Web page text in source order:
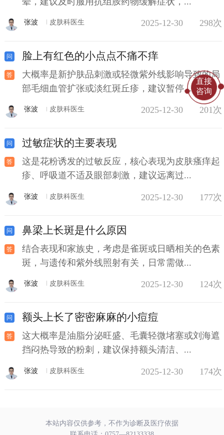
张波 皮肤科医生 2025-12-30 298次
脸上有红色的小点点不痛不痒
大概率是新护肤品刺激或轻微紫外线影响导致的局
部毛细血管扩张或淡红斑丘疹，建议暂停...
张波 皮肤科医生 2025-12-30 201次
过敏症状的主要表现
这是花粉诱发的过敏反应，核心表现为皮肤瘙痒起
疹、呼吸道不适及眼部刺激，建议远离过...
张波 皮肤科医生 2025-12-30 177次
鼻梁上长斑是什么原因
结合表现和家族史，考虑是雀斑或日晒相关的色素
斑，与遗传和紫外线照射有关，日常需做...
张波 皮肤科医生 2025-12-30 124次
额头上长了密密麻麻的小痘痘
这大概率是油脂分泌旺盛、毛囊轻微堵塞或刘海遮
挡闷热导致的粉刺，建议保持额头清洁、...
张波 皮肤科医生 2025-12-30 174次
本站内容仅供参考，不作为诊断及医疗依据
直接
咨询